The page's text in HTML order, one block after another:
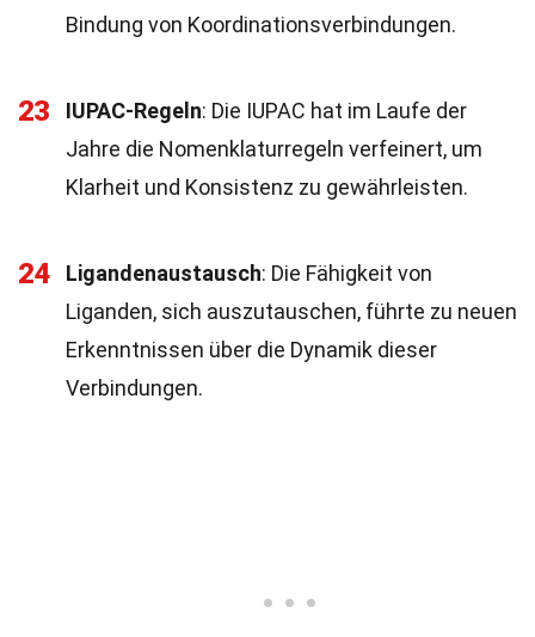
Bindung von Koordinationsverbindungen.
23 IUPAC-Regeln: Die IUPAC hat im Laufe der
Jahre die Nomenklaturregeln verfeinert, um
Klarheit und Konsistenz zu gewährleisten.
24 Ligandenaustausch: Die Fähigkeit von
Liganden, sich auszutauschen, führte zu neuen
Erkenntnissen über die Dynamik dieser
Verbindungen.